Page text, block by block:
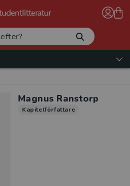
Magnus Ranstorp
Kapitelförfattare